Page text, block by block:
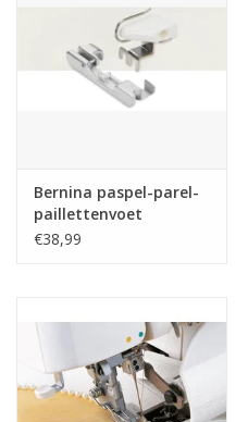
Guy's blog
Bernina paspel-parel-
paillettenvoet
€38,99